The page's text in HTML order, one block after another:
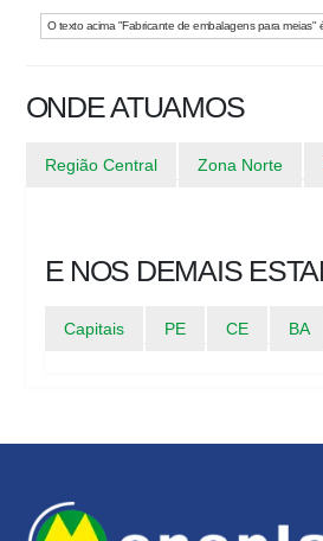
O texto acima "Fabricante de embalagens para meias"
ONDE ATUAMOS
Região Central Zona Norte
E NOS DEMAIS
Capitais PE CE BA